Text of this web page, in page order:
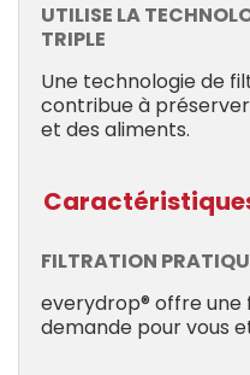
UTILISE LA
TRIPLE
Une technologie de
contribue à
et des aliments.
FILTRATION
everydrop® offre
demande pour vous